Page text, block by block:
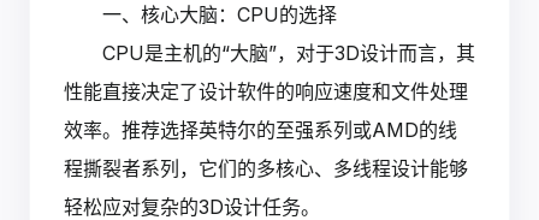
一、核心大脑：CPU的选择
CPU是主机的“大脑”，对于3D设计而言，其
性能直接决定了设计软件的响应速度和文件处理
效率。推荐选择英特尔的至强系列或AMD的线
程撕裂者系列，它们的多核心、多线程设计能够
轻松应对复杂的3D设计任务。